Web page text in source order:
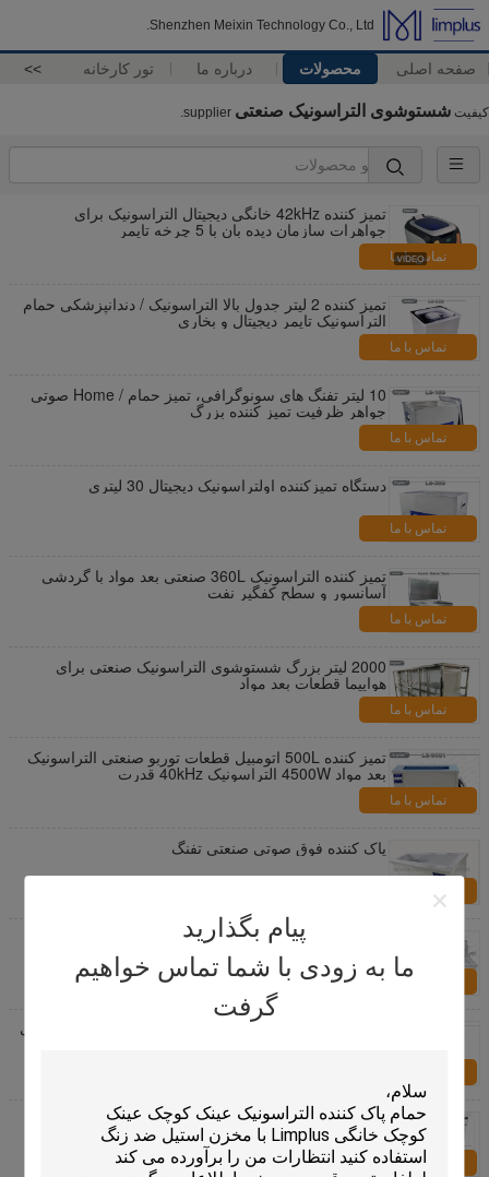
Shenzhen Meixin Technology Co., Ltd.
صفحه اصلی محصولات درباره ما تور کارخانه >>
پیام بگذارید
ما به زودی با شما تماس خواهیم
گرفت
کیفیت شستوشوی التراسونیک صنعتی
تمیز کننده 42kHz خانگی دیجیتال التراسونیک برای
جواهرات سازمان دیده بان با 5 چرخه تایمر
تماس با ما
تمیز کننده 2 لیتر جدول بالا التراسونیک / دندانپزشکی حمام
التراسونیک تایمر دیجیتال و بخاری
تماس با ما
10 لیتر تفنگ های سونوگرافی، تمیز حمام / Home صوتی
جواهر ظرفیت تمیز کننده بزرگ
تماس با ما
دستگاه تمیزکننده اولتراسونیک دیجیتال 30 لیتری
تماس با ما
تمیز کننده التراسونیک 360L صنعتی بعد مواد با گردشی
آسانسور و سطح کفگیر نفت
تماس با ما
2000 لیتر بزرگ شستوشوی التراسونیک صنعتی برای
هواپیما قطعات بعد مواد
تماس با ما
تمیز کننده 500L اتومبیل قطعات توربو صنعتی التراسونیک
بعد مواد 4500W التراسونیک 40kHz قدرت
تماس با ما
پاک کننده فوق صوتی صنعتی تفنگ
تماس با ما
ماشین پاکسازی فوق صوتی فولاد ضد زنگ
تماس با ما
LS-4801 2400w 200 Liter دستگاه تمیز کردن التراسونیک
صنعتی التراسونیک تمیز کردن ماشین تعمیر و نگهداری
خودرو برای سنگین چرب قطعات بعد مواد
تماس با ما